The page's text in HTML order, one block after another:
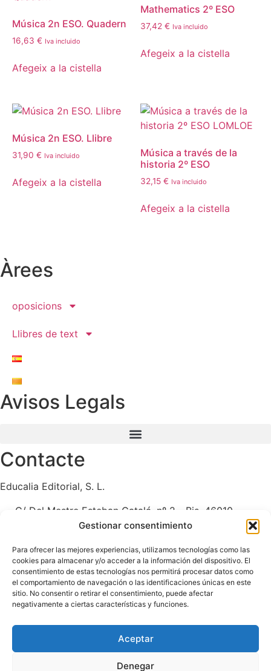
Gestionar consentimiento
Para ofrecer las mejores experiencias, utilizamos tecnologías como las
cookies para almacenar y/o acceder a la información del dispositivo. El
consentimiento de estas tecnologías nos permitirá procesar datos como
el comportamiento de navegación o las identificaciones únicas en este
sitio. No consentir o retirar el consentimiento, puede afectar
negativamente a ciertas características y funciones.
Aceptar
Denegar
Música 2n ESO. Quadern
16,63 € Iva incluido
Afegeix a la cistella
Mathematics 2º ESO
37,42€ Iva incluido
Afegeix a la cistella
Música 2n ESO. Llibre
31,90 € Iva incluido
Afegeix a la cistella
Música a través de la
historia 2º ESO
32,15€ Iva incluido
Afegeix a la cistella
Àrees
oposicions
Llibres de text
Avisos Legals
Contacte
Educalia Editorial, S. L.
C/ Del Mestre Esteban Catalá, nº 2 - Bis, 46010
educaliaeditorial@e-ducalia.com
Registre Mercantil de València:
Educàlia Editorial Sociedad Limitada – Presentación: Tomo